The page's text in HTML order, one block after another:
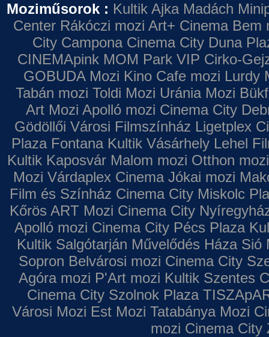
Moziműsorok : Kultik Ajka Madách
Center Rákóczi mozi Art+ Cinema Bem
City Campona Cinema City Duna
CINEMApink MOM Park VIP Cirko-
GOBUDA Mozi Kino Cafe mozi Lurdy
Tabán mozi Toldi Mozi Uránia Mozi
Art Mozi Apolló mozi Cinema City
Gödöllői Városi Filmszínház Ligetplex
Plaza Fontana Kultik Vásárhely Lehel
Kultik Kaposvár Malom mozi Otthon mozi
Mozi Várdaplex Cinema Jókai mozi
Film és Színház Cinema City Miskolc
Kőrös ART Mozi Cinema City
Apolló mozi Cinema City Pécs Plaza
Kultik Salgótarján Művelődés Háza Sió
Sopron Belvárosi mozi Cinema City
Agóra mozi P'Art mozi Kultik Szentes
Cinema City Szolnok Plaza
Városi Mozi Est Mozi Tatabánya Mozi
mozi Cinema City